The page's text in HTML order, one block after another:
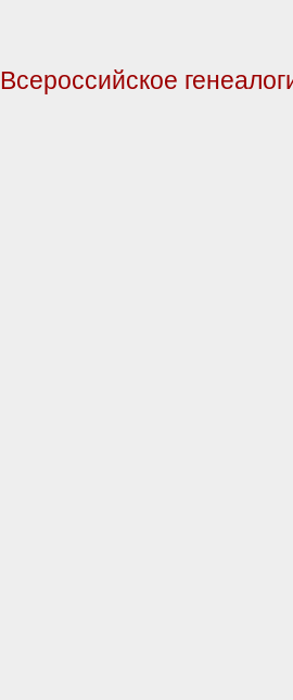
Всероссийское